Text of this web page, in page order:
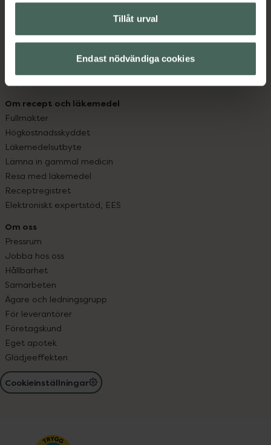
Tillåt urval
Endast nödvändiga cookies
Leverans, betalning och retur
Kundklubb
Köpvillkor
Om recept och läkemedel
Fullmakter
Högkostnadsskyddet
Läkemedelsutbyte
Lämna in gammal medicin
Resa med läkemedel
Receptregistret
Elektroniskt expertstöd, EES
Om oss
Pressrum
Jobba hos oss
Hållbarhet
Samarbeten
Ägare och ledningsgrupp
För leverantörer
Företagskund
Eget apotek
Glädjeeffekten
Cookieinställningar